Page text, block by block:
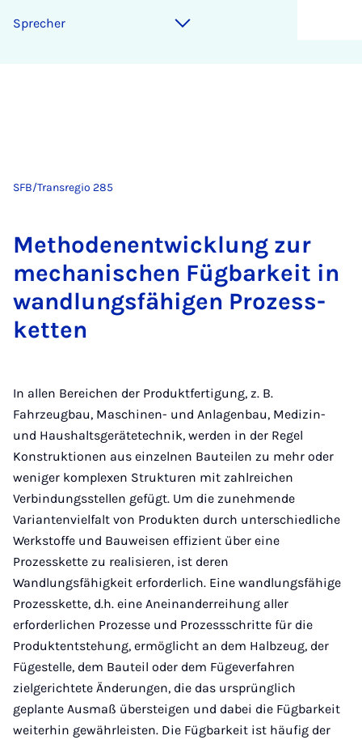
Spre­cher
SFB/Transregio 285
Me­tho­den­ent­wick­lung zur
me­cha­ni­schen Füg­bar­keit in
wand­lungs­fä­hi­gen Pro­zess­
ket­ten
In allen Bereichen der Produktfertigung, z. B.
Fahrzeugbau, Maschinen- und Anlagenbau, Medizin-
und Haushaltsgerätetechnik, werden in der Regel
Konstruktionen aus einzelnen Bauteilen zu mehr oder
weniger komplexen Strukturen mit zahlreichen
Verbindungsstellen gefügt. Um die zunehmende
Variantenvielfalt von Produkten durch unterschiedliche
Werkstoffe und Bauweisen effizient über eine
Prozesskette zu realisieren, ist deren
Wandlungsfähigkeit erforderlich. Eine wandlungsfähige
Prozess­kette, d.h. eine Aneinanderreihung aller
erforderlichen Prozesse und Prozessschritte für die
Produktentstehung, ermöglicht an dem Halbzeug, der
Fügestelle, dem Bauteil oder dem Fügeverfahren
zielgerichtete Änderungen, die das ursprünglich
geplante Ausmaß übersteigen und dabei die Fügbarkeit
weiterhin gewährleisten. Die Fügbarkeit ist häufig der